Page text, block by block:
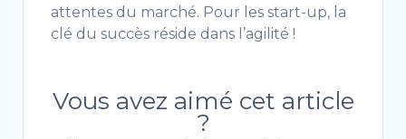
attentes du marché. Pour les start-up, la
clé du succès réside dans l’agilité !
Vous avez aimé cet article
?